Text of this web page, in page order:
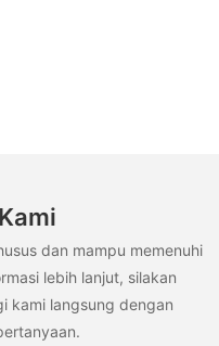
dan mampu memenuhi
lebih lanjut, silakan
kami langsung dengan